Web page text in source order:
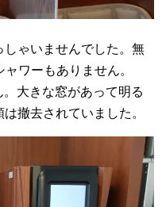
しゃいませんでした。無
ワーもありません。
大きな窓があって明る
撤去されていました。